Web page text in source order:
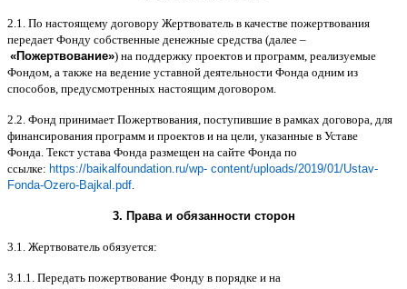
2.1. По настоящему договору Жертвователь в качестве пожертвования
передает Фонду собственные денежные средства (далее –
«Пожертвование») на поддержку проектов и программ реализуемые
Фондом а также на ведение уставной деятельности Фонда одним из
способов предусмотренных настоящим договором
2.2. Фонд принимает Пожертвования поступившие в рамках договора для
финансирования программ и проектов и на цели указанные в Уставе
Фонда Текст устава Фонда размещен на сайте Фонда по
ссылке: https://baikalfoundation.ru/wp- content/uploads/2019/01/Ustav-
Fonda-Ozero-Bajkal.pdf
3. Права и обязанности сторон
3.1. Жертвователь обязуется:
3.1.1. Передать пожертвование Фонду в порядке и на